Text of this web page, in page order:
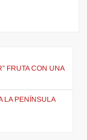
FRUTA CON UNA
LA PENÍNSULA